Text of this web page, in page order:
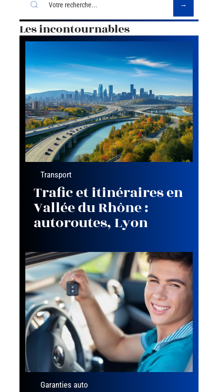
Les incontournables
Transport
Trafic et itinéraires en
Vallée du Rhône :
autoroutes, Lyon
Garanties auto